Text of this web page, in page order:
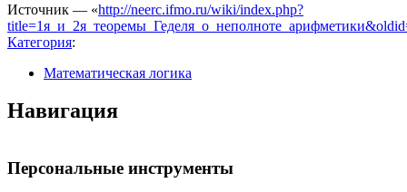
Источник — «http://neerc.ifmo.ru/wiki/index.php?
Категория:
Математическая логика
Навигация
Персональные инструменты